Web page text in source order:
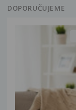
DOPORUČUJEME